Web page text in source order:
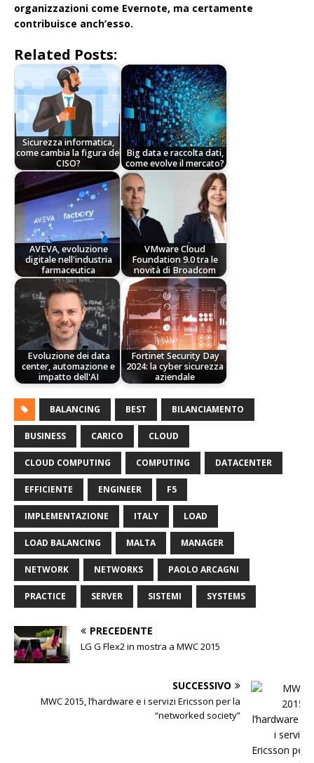
organizzazioni come Evernote, ma certamente
contribuisce anch’esso.
Related Posts:
Sicurezza informatica,
come cambia la figura del
CISO?
Big data e raccolta dati,
come evolve il mercato?
AVEVA, evoluzione
digitale nell'industria
farmaceutica
VMware Cloud
Foundation 9.0 tra le
novità di Broadcom
Evoluzione dei data
center, automazione e
impatto dell'AI
Fortinet Security Day
2024: la cyber sicurezza
aziendale
BALANCING BEST BILANCIAMENTO
BUSINESS CARICO CLOUD
CLOUD COMPUTING COMPUTING DATACENTER
EFFICIENTE ENGINEER F5
IMPLEMENTAZIONE ITALY LOAD
LOAD BALANCING MALTA MANAGER
NETWORK NETWORKS PAOLO ARCAGNI
PRACTICE SERVER SISTEMI SYSTEMS
PRECEDENTE
LG G Flex2 in mostra a MWC 2015
SUCCESSIVO
MWC 2015, l’hardware e i servizi Ericsson per la
“networked society”